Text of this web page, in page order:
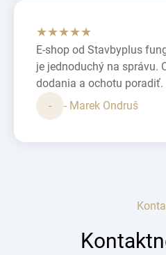
★★★★★
E-shop od Stavbyplus
je jednoduchý na správu.
dodania a ochotu poradiť.
-
- Marek Ondruš